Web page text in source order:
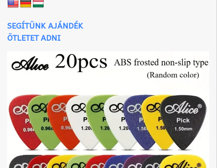
SEGÍTÜNK AJÁNDÉK
ÖTLETET ADNI